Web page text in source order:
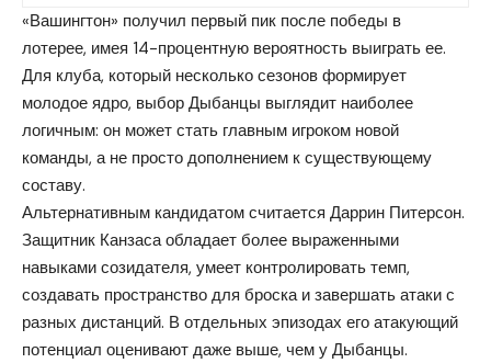
«Вашингтон» получил первый пик после победы в
лотерее, имея 14-процентную вероятность выиграть ее.
Для клуба, который несколько сезонов формирует
молодое ядро, выбор Дыбанцы выглядит наиболее
логичным: он может стать главным игроком новой
команды, а не просто дополнением к существующему
составу.
Альтернативным кандидатом считается Даррин Питерсон.
Защитник Канзаса обладает более выраженными
навыками созидателя, умеет контролировать темп,
создавать пространство для броска и завершать атаки с
разных дистанций. В отдельных эпизодах его атакующий
потенциал оценивают даже выше, чем у Дыбанцы.